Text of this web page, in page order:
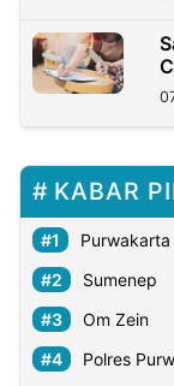
KABAR
Purwakarta
Sumenep
Om Zein
Polres